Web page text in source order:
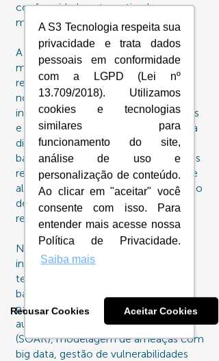
A S3 Tecnologia respeita sua
privacidade e trata dados
pessoais em conformidade
com a LGPD (Lei nº
13.709/2018). Utilizamos
cookies e tecnologias
similares para
funcionamento do site,
análise de uso e
personalização de conteúdo.
Ao clicar em "aceitar" você
consente com isso. Para
entender mais acesse nossa
Política de Privacidade.
Saiba mais
Recusar Cookies Aceitar Cookies
conformidade automatizadas para
mitigar falhas.
A Disponibilidade é assegurada por
meio de monitoramento em tempo
real, relatórios de desempenho e
notificações automáticas para
instabilidades. Mantemos datacenters
e ferramentas de segurança com alta
disponibilidade, implementamos
balanceamento de carga, arquiteturas
redundantes em nuvem, soluções de
alta disponibilidade (HA), orquestração
de contêineres e automação de
recuperação de desastres (DRaaS).
Na Inovação e Melhoria Contínua,
investimos em novas soluções
tecnológicas como segurança
baseada em Inteligência Artificial (IA)
para detecção e resposta a ameaças,
automação de resposta a incidentes
(SOAR), modelagem de ameaças com
big data, gestão de vulnerabilidades